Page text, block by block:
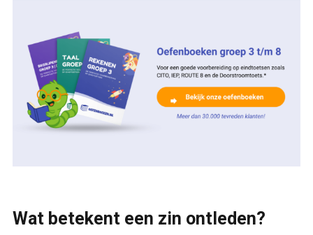
Wat betekent een zin ontleden?